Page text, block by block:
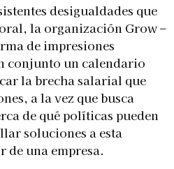
desigualdades que
la organización Grow –
de impresiones
conjunto un calendario
la brecha salarial que
a la vez que busca
de qué políticas pueden
soluciones a esta
una empresa.